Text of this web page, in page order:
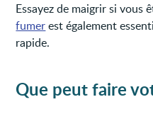
Essayez de maigrir si vous
fumerest également
rapide.
Que peut faire